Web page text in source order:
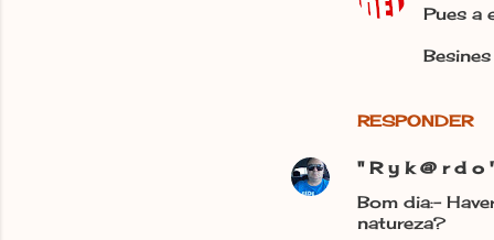
RESPONDER
Pues a
" R y k @ r d o
Bom dia:-
natureza?